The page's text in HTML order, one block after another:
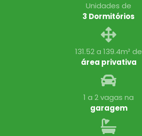
Unidades de
3 Dormitórios
131.52 a 139.4m² de
área privativa
1 a 2 vagas na
garagem